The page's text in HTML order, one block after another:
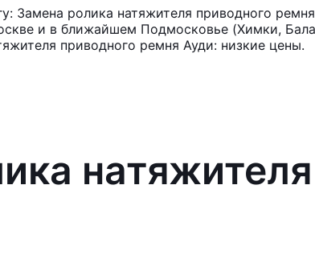
Замена ролика натяжителя приводного
и в ближайшем Подмосковье (Химки,
приводного ремня Ауди: низкие цены.